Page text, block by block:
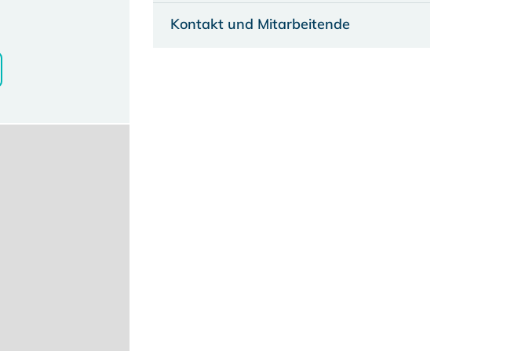
Kontakt und Mitarbeitende